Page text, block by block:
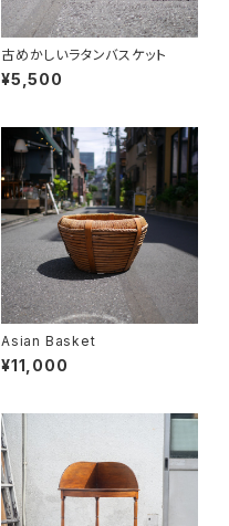
古めかしいラタンバスケット
¥5,500
Asian Basket
¥11,000